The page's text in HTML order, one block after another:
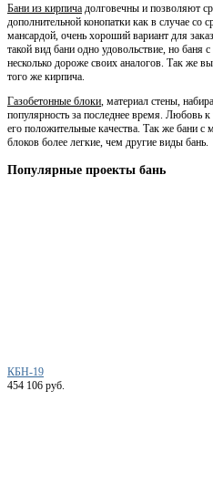
Бани из кирпича долговечны и позволяют
дополнительной конопатки как в случае со
мансардой, очень хороший вариант для
такой вид бани одно удовольствие, но баня
несколько дороже своих аналогов. Так же
того же кирпича.
Газобетонные блоки, материал стены,
популярность за последнее время. Любовь
его положительные качества. Так же бани с
блоков более легкие, чем другие виды бань.
Популярные проекты бань
КБН-19
454 106 руб.